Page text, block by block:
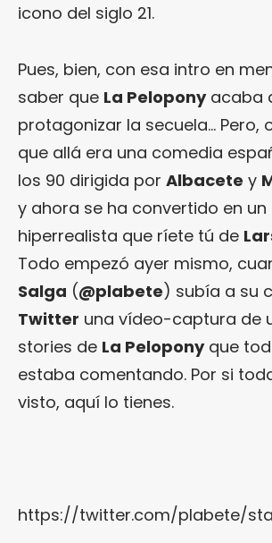
icono del siglo 21.
Pues, bien, con esa intro en
saber que La Peloponyacaba
protagonizar la secuela… Pero,
que allá era una comedia
los 90 dirigida por Albacete y
y ahora se ha convertido en
hiperrealista que ríete tú de
Todo empezó ayer mismo,
Salga (@plabete) subía a su
Twitter una vídeo-captura de
stories de La Peloponyque
estaba comentando. Por si
visto, aquí lo tienes.
https://twitter.com/plabete/